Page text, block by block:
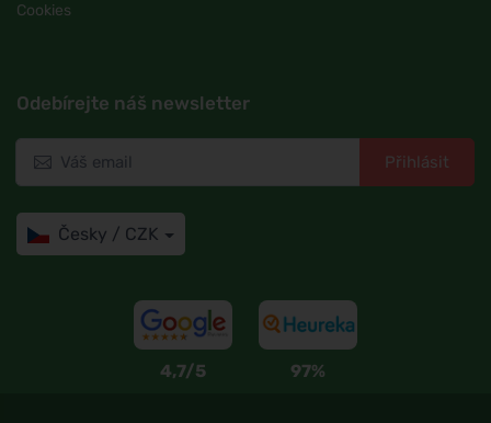
Cookies
Odebírejte náš newsletter
Přihlásit
Česky / CZK
4,7/5 97%